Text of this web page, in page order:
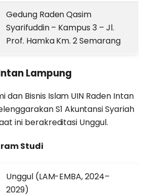
Gedung Raden Qasim
Syarifuddin – Kampus 3 – Jl.
Prof. Hamka Km. 2 Semarang
Lampung
dan Bisnis Islam UIN Raden Intan
S1 Akuntansi Syariah
ini berakreditasi Unggul.
Studi
Unggul (LAM-EMBA, 2024–
2029)